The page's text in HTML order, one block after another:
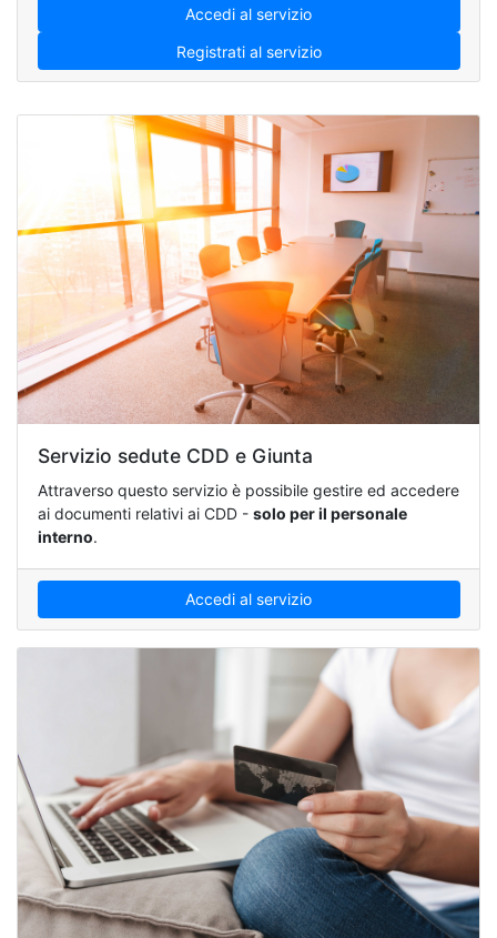
Accedi al servizio
Registrati al servizio
Servizio sedute CDD e Giunta
Attraverso questo servizio è possibile gestire ed accedere
ai documenti relativi ai CDD - solo per il personale
interno.
Accedi al servizio